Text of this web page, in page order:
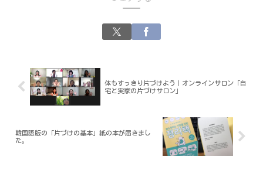
体もすっきり片づけよう｜オンラインサロン「自
宅と実家の片づけサロン」
韓国語版の「片づけの基本」紙の本が届きまし
た。